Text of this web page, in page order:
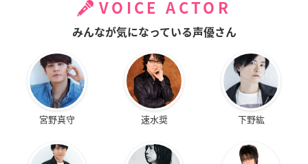
VOICE ACTOR
みんなが気になっている声優さん
宮野真守 速水奨 下野紘